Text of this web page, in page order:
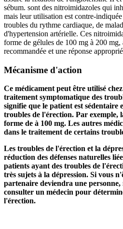
sébum. sont des nitroimidazoles qui
mais leur utilisation est contre-
troubles du rythme cardiaque, de
d'hypertension artérielle. Ces
forme de gélules de 100 mg à 200
recommandée et une réponse
Mécanisme d'action
Ce médicament peut être utilisé
traitement symptomatique des
signifie que le patient est sédentaire
troubles de l'érection. Par exemple,
forme de à 100 mg. Les autres
dans le traitement de certains
Les troubles de l'érection et la
réduction des défenses naturelles
patients ayant des troubles de
très sujets à la dépression. Si vous
partenaire deviendra une personne,
consulter un médecin pour
l'érection.